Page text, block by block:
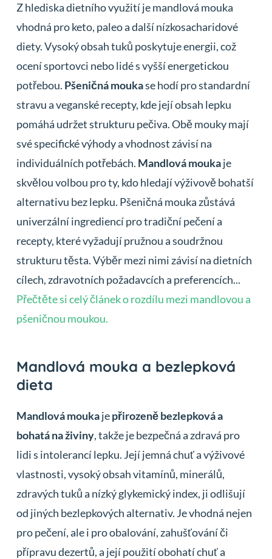
Z hlediska dietního využití je mandlová mouka
vhodná pro keto, paleo a další nízkosacharidové
diety. Vysoký obsah tuků poskytuje energii, což
ocení sportovci nebo lidé s vyšší energetickou
potřebou. Pšeničná moukase hodí pro standardní
stravu a veganské recepty, kde její obsah lepku
pomáhá udržet strukturu pečiva. Obě mouky mají
své specifické výhody a vhodnost závisí na
individuálních potřebách. Mandlová moukaje
skvělou volbou pro ty, kdo hledají výživově bohatší
alternativu bez lepku. Pšeničná mouka zůstává
univerzální ingrediencí pro tradiční pečení a
recepty, které vyžadují pružnou a soudržnou
strukturu těsta. Výběr mezi nimi závisí na dietních
cílech, zdravotních požadavcích a preferencích...
Přečtěte si celý článek o rozdílu mezi mandlovou a
pšeničnou moukou.
Mandlová mouka a bezlepková
dieta
Mandlová moukajepřirozeně bezlepková a
bohatá na živiny, takže je bezpečná a zdravá pro
lidi s intolerancí lepku. Její jemná chuť a výživové
vlastnosti, vysoký obsah vitamínů, minerálů,
zdravých tuků a nízký glykemický index, ji odlišují
od jiných bezlepkových alternativ. Je vhodná nejen
pro pečení, ale i pro obalování, zahušťování či
přípravu dezertů, a její použití obohatí chuť a